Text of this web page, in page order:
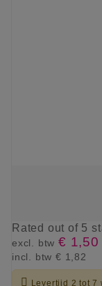
Rated out of 5
excl. btw € 1,50
incl. btw € 1,82
 Levertijd 2 tot 7